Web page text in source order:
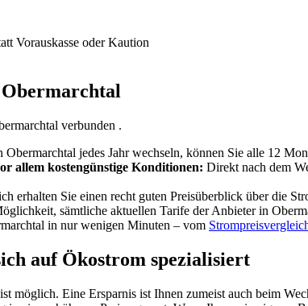
Vorauskasse oder Kaution
Obermarchtal
verbunden .
Obermarchtal jedes Jahr wechseln, können Sie alle 12
allem kostengünstige Konditionen: Direkt nach dem
erhalten Sie einen recht guten Preisüberblick über die
sämtliche aktuellen Tarife der Anbieter in
in nur wenigen Minuten – vom
auf Ökostrom spezialisiert
möglich. Eine Ersparnis ist Ihnen zumeist auch beim